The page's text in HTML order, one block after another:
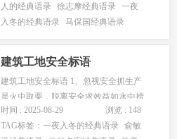
是战争。 2、让女人失望的不是你没有
钱，而是在你身上看不到希望。真正的
人的经典语录 徐志摩经典语录 一夜
入冬的经典语录 马保国经典语录
建筑工地安全标语
建筑工地安全标语 1、忽视安全抓生产
是火中取栗，脱离安全求效益如水中捞
月。 2、寒霜偏打无根草，事故专找懒
惰人。 3、防微杜渐，警钟长鸣。 4、蛮
时间 : 2025-08-29
浏览 : 148
TAG标签：一夜入冬的经典语录 俞敏